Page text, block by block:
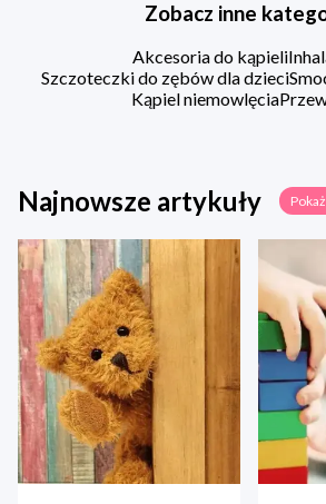
Zobacz inne
Akcesoria do kąpieli
Szczoteczki do zębów dla dzieci
Kąpiel niemowlęcia
Najnowsze artykuły